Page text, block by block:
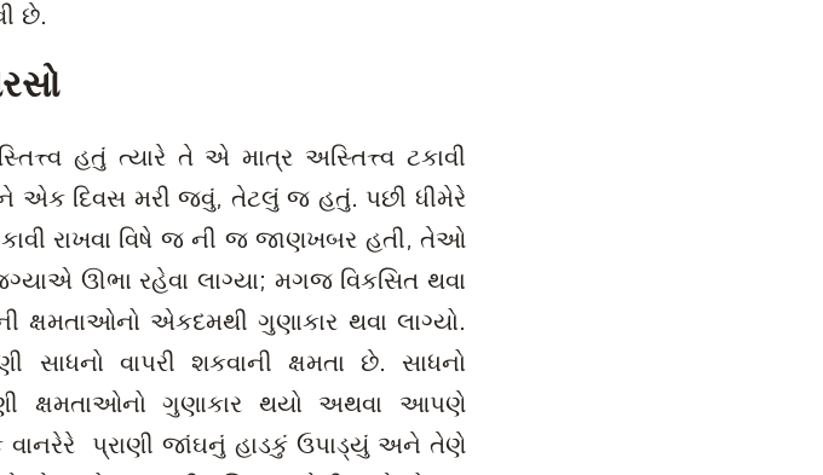
છે.
હતું ત્યારે તે એ માત્ર અસ્તિત્ત્વ ટકાવી
દિવસ મરી જવું, તેટલું જ હતું. પછી ધીમેરે
રાખવા વિષે જ ની જ જાણખબર હતી, તેઓ
જગ્યાએ ઊભા રહેવા લાગ્યા; મગજ વિકસિત થવા
એકદમથી ગુણાકાર થવા લાગ્યો.
વાપરી શકવાની ક્ષમતા છે. સાધનો
ક્ષમતાઓનો ગુણાકાર થયો અથવા આપણે
પ્રાણી જાંઘનું હાડકું ઉપાડ્યું અને તેણે